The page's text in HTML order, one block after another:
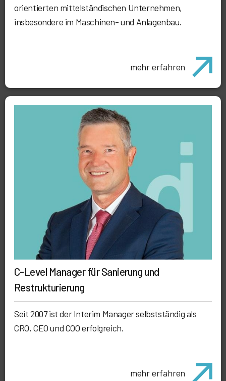
orientierten mittelständischen Unternehmen,
insbesondere im Maschinen- und Anlagenbau.
mehr erfahren
C-Level Manager für Sanierung und
Restrukturierung
Seit 2007 ist der Interim Manager selbstständig als
CRO, CEO und COO erfolgreich.
mehr erfahren